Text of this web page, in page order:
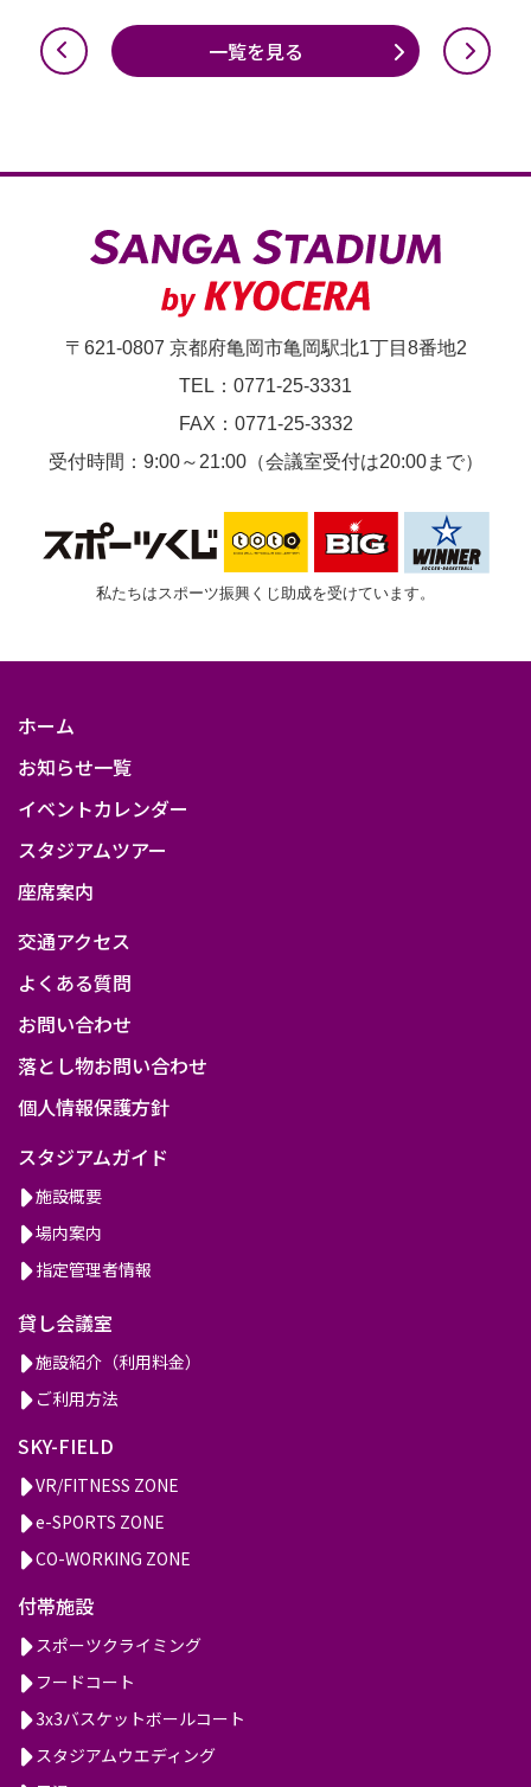
合
一覧を見る
〒621-0807 京都府亀岡市亀岡駅北1丁目8番地2
TEL：0771-25-3331
FAX：0771-25-3332
受付時間：9:00～21:00（会議室受付は20:00まで）
私たちはスポーツ振興くじ助成を受けています。
ホーム
お知らせ一覧
イベントカレンダー
スタジアムツアー
座席案内
交通アクセス
よくある質問
お問い合わせ
落とし物お問い合わせ
個人情報保護方針
スタジアムガイド
施設概要
場内案内
指定管理者情報
貸し会議室
施設紹介（利用料金）
ご利用方法
SKY-FIELD
VR/FITNESS ZONE
e-SPORTS ZONE
CO-WORKING ZONE
付帯施設
スポーツクライミング
フードコート
3x3バスケットボールコート
スタジアムウエディング